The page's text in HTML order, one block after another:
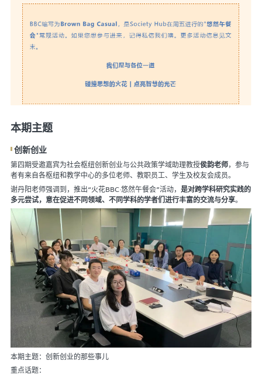
本期主题
创新创业
第四期受邀嘉宾为社会枢纽创新创业与公共政策学域助理教授侯韵老师，参与
者有来自各枢纽和教学中心的多位老师、教职员工、学生及校友会成员。
谢丹阳老师强调到，推出“火花BBC·悠然午餐会”活动， 是对跨学科研究实践的
多元尝试，意在促进不同领域、不同学科的学者们进行丰富的交流与分享。
本期主题：创新创业的那些事儿
重点话题：